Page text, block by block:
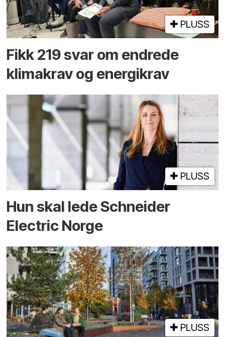
PLUSS
Fikk 219 svar om endrede
klimakrav og energikrav
PLUSS
Hun skal lede Schneider
Electric Norge
PLUSS